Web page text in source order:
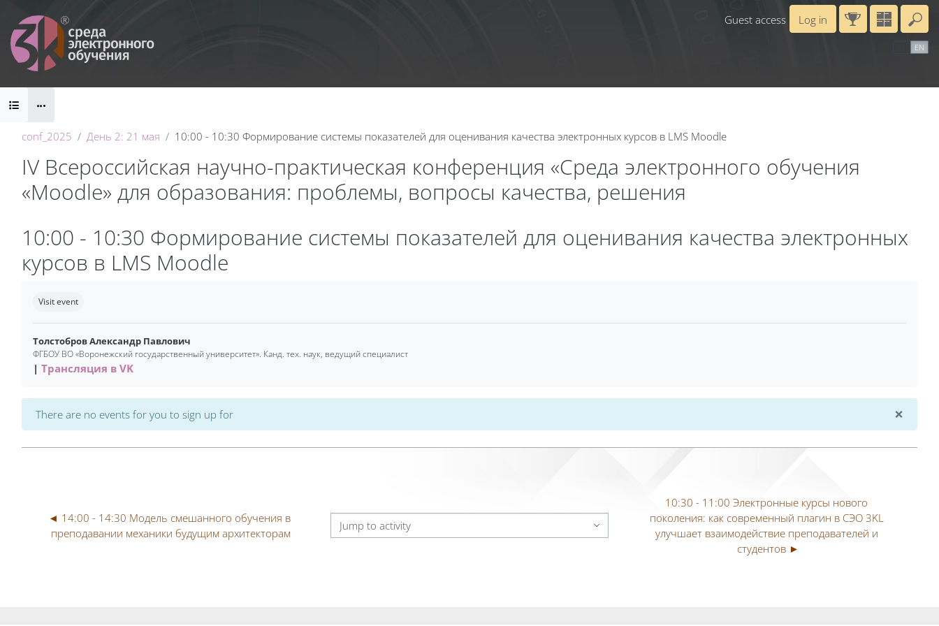
Guest access
Log in
EN
Blocks
conf_2025 День 2: 21 мая 10:00 - 10:30 Формирование системы показателей для оценивания качества электронных курсов в LMS Moodle
IV Всероссийская научно-практическая конференция «Среда электронного обучения
«Moodle» для образования: проблемы, вопросы качества, решения
Blocks
10:00 - 10:30 Формирование системы показателей для оценивания качества электронных
курсов в LMS Moodle
Visit event
Толстобров Александр Павлович
ФГБОУ ВО «Воронежский государственный университет». Канд. тех. наук, ведущий специалист
Трансляция в VK
There are no events for you to sign up for ×
◄ 14:00 - 14:30 Модель смешанного обучения в
преподавании механики будущим архитекторам
Jump to activity
10:30 - 11:00 Электронные курсы нового
поколения: как современный плагин в CЭO 3KL
улучшает взаимодействие преподавателей и
студентов ►